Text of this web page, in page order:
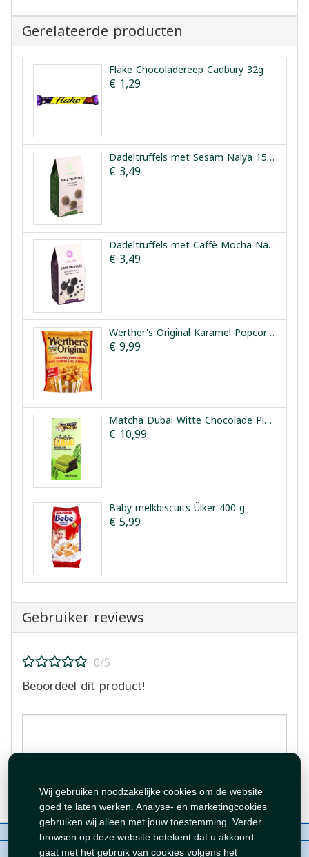
Wij gebruiken noodzakelijke cookies om de website
goed te laten werken. Analyse- en marketingcookies
gebruiken wij alleen met jouw toestemming. Verder
browsen op deze website betekent dat u akkoord
gaat met het gebruik van cookies volgens het
Gerelateerde producten
Flake Chocoladereep Cadbury 32g
€ 1,29
Dadeltruffels met Sesam Nalya 150g
€ 3,49
Dadeltruffels met Caffè Mocha Nalya 150g
€ 3,49
Werther's Original Karamel Popcorn Classic 624g
€ 9,99
Matcha Dubai Witte Chocolade Pistache & Kataifi Pistachio Gusto 200g
€ 10,99
Baby melkbiscuits Ülker 400 g
€ 5,99
Gebruiker reviews
0/5
Beoordeel dit product!
Beoordeling plaatsen
Over ons Beleid
WhatsAppen
auteursrechten©Tawfeer 2018-2026